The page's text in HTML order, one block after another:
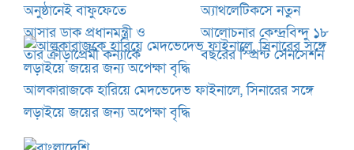
অনুষ্ঠানেই বাফুফেতে
আসার ডাক প্রধানমন্ত্রী ও
তার ক্রীড়াপ্রেমী কন্যাকে
অ্যাথলেটিকসে নতুন
আলোচনার কেন্দ্রবিন্দু ১৮
বছরের স্প্রিন্ট সেনসেশন
আলকারাজকে হারিয়ে মেদভেদেভ ফাইনালে, সিনারের সঙ্গে
লড়াইয়ে জয়ের জন্য অপেক্ষা বৃদ্ধি